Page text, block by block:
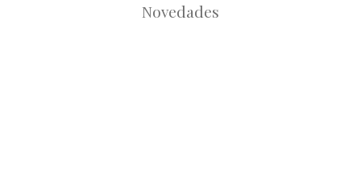
Novedades